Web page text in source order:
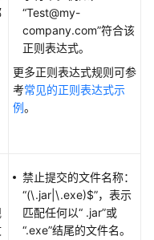
“Test@my-
company.com”符合该
正则表达式。
更多正则表达式规则可参
考常见的正则表达式示
例。
禁止提交的文件名称：
“(\.jar|\.exe)$”，表示
匹配任何以“ .jar”或
“.exe”结尾的文件名。